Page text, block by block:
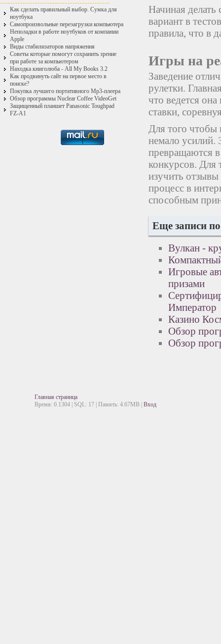
Как сделать правильный выбор. Сумка для
ноутбука
Самопроизвольные перезагрузки компьютера
Неполадки в работе ноутбуков от компании
Apple
Виды стабилизаторов напряжения
Советы которые помогут сохранить зрение
при работе за компьютером
Находка книголюба - All My Books 3.2
Как продвинуть сайт на первое место в
поиске?
Покупка лучшего портативного Mp3-плеера
Обзор программы Nuclear Coffee VideoGet
Защищенный планшет Panasonic Toughpad
FZ-A1
Начиная
вариант в
правила, что в
Игры на
Заведение
рулетки.
что ведется
ставки,
Для того чтобы
немало усилий.
превращаются
конкурсов. Для
изучить
процесс в
способным
Еще записи
Вулкан -
Игровые
призами
Император
Казино
Обзор
Обзор
Главная страница
Время: 0.1304 | SQL: 17 | Память: 4.67MB Вход